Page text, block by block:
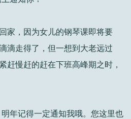
家，因为女儿的钢琴课即将要
滴走得了，但一想到大老远过
赶慢赶的赶在下班高峰期之时，
年记得一定通知我哦。您这里也